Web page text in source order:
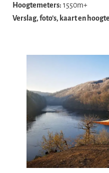
Hoogtemeters: 1550m+
Verslag, foto’s, kaart en